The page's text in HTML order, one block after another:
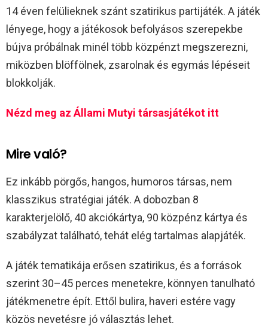
14 éven felülieknek szánt szatirikus partijáték. A játék
lényege, hogy a játékosok befolyásos szerepekbe
bújva próbálnak minél több közpénzt megszerezni,
miközben blöffölnek, zsarolnak és egymás lépéseit
blokkolják.
Nézd meg az Állami Mutyi társasjátékot itt
Mire való?
Ez inkább pörgős, hangos, humoros társas, nem
klasszikus stratégiai játék. A dobozban 8
karakterjelölő, 40 akciókártya, 90 közpénz kártya és
szabályzat található, tehát elég tartalmas alapjáték.
A játék tematikája erősen szatirikus, és a források
szerint 30–45 perces menetekre, könnyen tanulható
játékmenetre épít. Ettől bulira, haveri estére vagy
közös nevetésre jó választás lehet.